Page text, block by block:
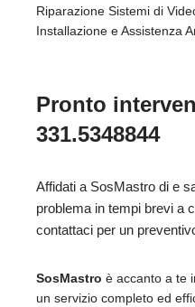
Riparazione Sistemi di
Installazione e Assistenza
Pronto
331.5348844
Affidati a SosMastro di e
problema in tempi brevi a
contattaci per un
SosMastro è accanto a te
un servizio completo ed